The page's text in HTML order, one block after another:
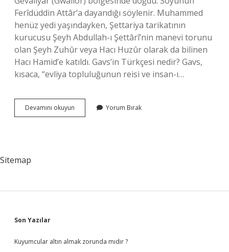
Ferîdüddin Attâr’a dayandığı söylenir. Muhammed
henüz yedi yaşındayken, Şettariya tarikatının
kurucusu Şeyh Abdullah-ı Şettârî’nin manevi torunu
olan Şeyh Zuhûr veya Hacı Huzûr olarak da bilinen
Hacı Hamid’e katıldı. Gavs’in Türkçesi nedir? Gavs,
kısaca, “evliya topluluğunun reisi ve insan-ı…
Devamını okuyun
Gavs
Yorum Bırak
Sitemap
Sidebar
Son Yazılar
Kuyumcular altın almak zorunda mıdır ?